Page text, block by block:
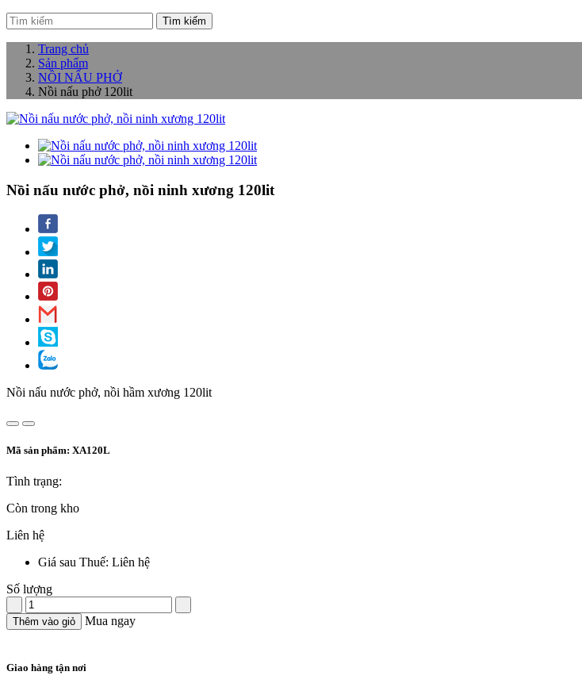
Tìm kiếm
Trang chủ
Sản phẩm
NỒI NẤU PHỞ
Nồi nấu phở 120lit
Nồi nấu nước phở, nồi ninh xương 120lit
Nồi nấu nước phở, nồi hầm xương 120lit
Mã sản phẩm: XA120L
Tình trạng:
Còn trong kho
Liên hệ
Giá sau Thuế: Liên hệ
Số lượng
Thêm vào giỏ Mua ngay
Giao hàng tận nơi